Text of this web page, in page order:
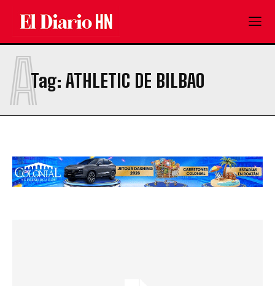
Tag: ATHLETIC DE BILBAO
A